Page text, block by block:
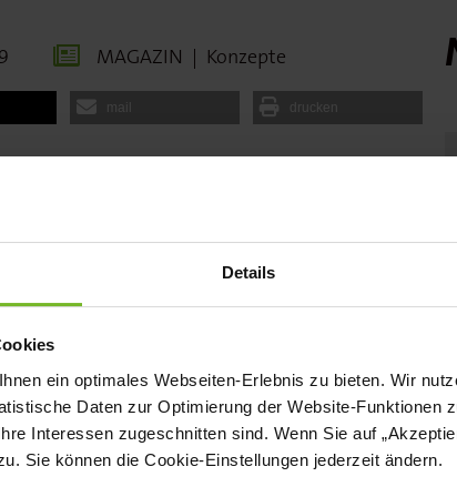
Details
ein optimales Webseiten-Erlebnis zu bieten. Wir
Daten zur Optimierung der Website-Funktionen
Interessen zugeschnitten sind. Wenn Sie auf
Sie können die Cookie-Einstellungen jederzeit ändern.
MAGAZIN | Konzepte
mail drucken
Küchenchef im Kölner Restaurant
dem Kölner Dom – einen Grund
reisen, dann ist das auf jeden Fall
Krefelder Straße Le Moissonnier.
Unikat.
phil. Nikolai Wojtko und Irmin
Der Küchenchef des Le